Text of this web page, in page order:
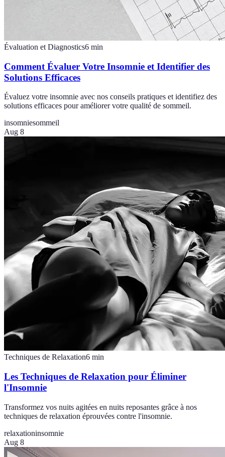
Évaluation et Diagnostics6 min
Comment Évaluer Votre Insomnie et Identifier des
Solutions Efficaces
Évaluez votre insomnie avec nos conseils pratiques et identifiez des
solutions efficaces pour améliorer votre qualité de sommeil.
insomniesommeil
Aug 8
Techniques de Relaxation6 min
Les Techniques de Relaxation pour Éliminer
l'Insomnie
Transformez vos nuits agitées en nuits reposantes grâce à nos
techniques de relaxation éprouvées contre l'insomnie.
relaxationinsomnie
Aug 8